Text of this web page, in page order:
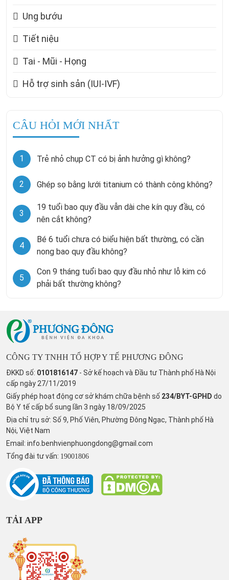
Ung bướu
Tiết niệu
Tai - Mũi - Họng
Hỗ trợ sinh sản (IUI-IVF)
CÂU HỎI MỚI NHẤT
1 Trẻ nhỏ chụp CT có bị ảnh hưởng gì không?
2 Ghép sọ bằng lưới titanium có thành công không?
3
19 tuổi bao quy đầu vẫn dài che kín quy đầu, có
nên cắt không?
4
Bé 6 tuổi chưa có biểu hiện bất thường, có cần
nong bao quy đầu không?
5
Con 9 tháng tuổi bao quy đầu nhỏ như lỗ kim có
phải bất thường không?
CÔNG TY TNHH TỔ HỢP Y TẾ PHƯƠNG ĐÔNG
ĐKKD số: 0101816147 - Sở kế hoạch và Đầu tư Thành phố Hà Nội
cấp ngày 27/11/2019
Giấy phép hoạt động cơ sở khám chữa bệnh số 234/BYT-GPHD do
Bộ Y tế cấp bổ sung lần 3 ngày 18/09/2025
Địa chỉ trụ sở: Số 9, Phố Viên, Phường Đông Ngạc, Thành phố Hà
Nội, Việt Nam
Email: info.benhvienphuongdong@gmail.com
Tổng đài tư vấn: 19001806
TẢI APP